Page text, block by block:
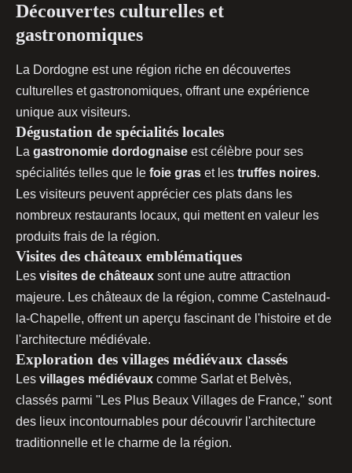
Découvertes culturelles et
gastronomiques
La Dordogne est une région riche en découvertes
culturelles et gastronomiques, offrant une expérience
unique aux visiteurs.
Dégustation de spécialités locales
La gastronomie dordognaise est célèbre pour ses
spécialités telles que le foie gras et les truffes noires.
Les visiteurs peuvent apprécier ces plats dans les
nombreux restaurants locaux, qui mettent en valeur les
produits frais de la région.
Visites des châteaux emblématiques
Les visites de châteaux sont une autre attraction
majeure. Les châteaux de la région, comme Castelnaud-
la-Chapelle, offrent un aperçu fascinant de l'histoire et de
l'architecture médiévale.
Exploration des villages médiévaux classés
Les villages médiévaux comme Sarlat et Belvès,
classés parmi "Les Plus Beaux Villages de France," sont
des lieux incontournables pour découvrir l'architecture
traditionnelle et le charme de la région.